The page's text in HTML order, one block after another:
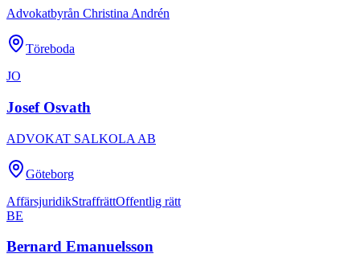
Advokatbyrån Christina Andrén
Töreboda
JO
Josef Osvath
ADVOKAT SALKOLA AB
Göteborg
AffärsjuridikStraffrättOffentlig rätt
BE
Bernard Emanuelsson